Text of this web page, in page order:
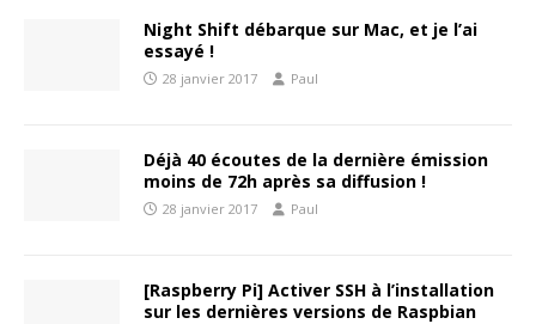
Night Shift débarque sur Mac, et je l’ai
essayé !
28 janvier 2017 Paul
Déjà 40 écoutes de la dernière émission
moins de 72h après sa diffusion !
28 janvier 2017 Paul
[Raspberry Pi] Activer SSH à l’installation
sur les dernières versions de Raspbian